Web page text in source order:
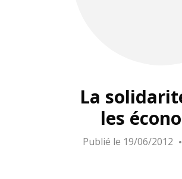
La
les
Publié le 19/06/2012